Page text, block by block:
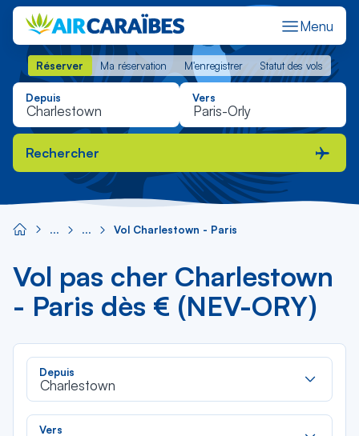
Menu
Réserver Ma réservation M'enregistrer Statut des vols
Réserver Ma réservation M'enregistrer Statut des vols
Depuis Vers
Rechercher
Vol Charlestown - Paris
Vol pas cher Charlestown
- Paris dès € (NEV-ORY)
Depuis
Charlestown
Vers